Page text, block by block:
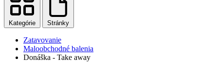
Kategórie Stránky
Zatavovanie
Maloobchodné balenia
Donáška - Take away